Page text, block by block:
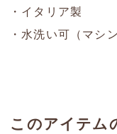
・イタリア製
・水洗い可（マシ
このアイテム